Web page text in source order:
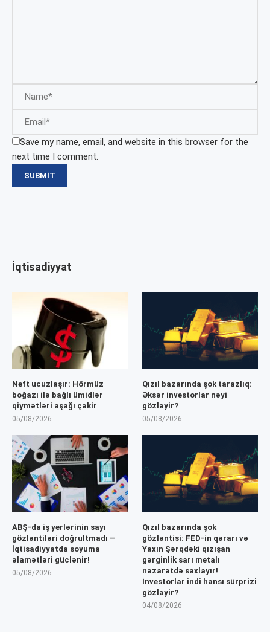
Save my name, email, and website in this browser for the
next time I comment.
İqtisadiyyat
Neft ucuzlaşır: Hörmüz
boğazı ilə bağlı ümidlər
qiymətləri aşağı çəkir
05/08/2026
Qızıl bazarında şok tarazlıq:
Əksər investorlar nəyi
gözləyir?
05/08/2026
ABŞ-da iş yerlərinin sayı
gözləntiləri doğrultmadı –
İqtisadiyyatda soyuma
əlamətləri güclənir!
05/08/2026
Qızıl bazarında şok
gözləntisi: FED-in qərarı və
Yaxın Şərqdəki qızışan
gərginlik sarı metalı
nəzarətdə saxlayır!
İnvestorlar indi hansı sürprizi
gözləyir?
04/08/2026